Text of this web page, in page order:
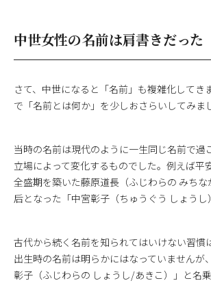
中世女性の名前は肩書きだった
さて、中世になると「名前」も複雑化してき
で「名前とは何か」を少しおさらいしてみま
当時の名前は現代のように一生同じ名前で過
立場によって変化するものでした。例えば平
全盛期を築いた藤原道長（ふじわらの みち
后となった「中宮彰子（ちゅうぐう しょうし
古代から続く名前を知られてはいけない習慣
出生時の名前は明らかにはなっていませんが
彰子（ふじわらの しょうし/あきこ）」と名